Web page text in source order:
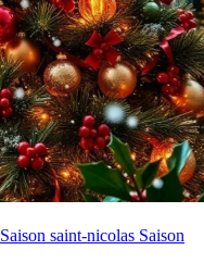
Saison saint-nicolas Saison